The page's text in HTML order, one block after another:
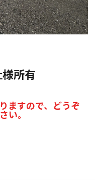
所有
ますので、どうぞ
い。